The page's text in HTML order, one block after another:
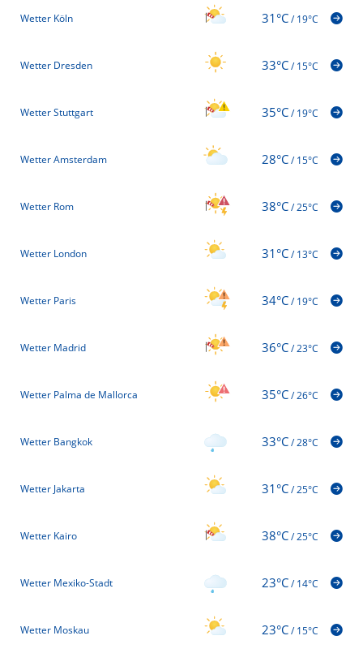
Wetter Köln 31°C/19°C
Wetter Dresden 33°C/15°C
Wetter Stuttgart 35°C/19°C
Wetter Amsterdam 28°C/15°C
Wetter Rom 38°C/25°C
Wetter London 31°C/13°C
Wetter Paris 34°C/19°C
Wetter Madrid 36°C/23°C
Wetter Palma de Mallorca 35°C/26°C
Wetter Bangkok 33°C/28°C
Wetter Jakarta 31°C/25°C
Wetter Kairo 38°C/25°C
Wetter Mexiko-Stadt 23°C/14°C
Wetter Moskau 23°C/15°C